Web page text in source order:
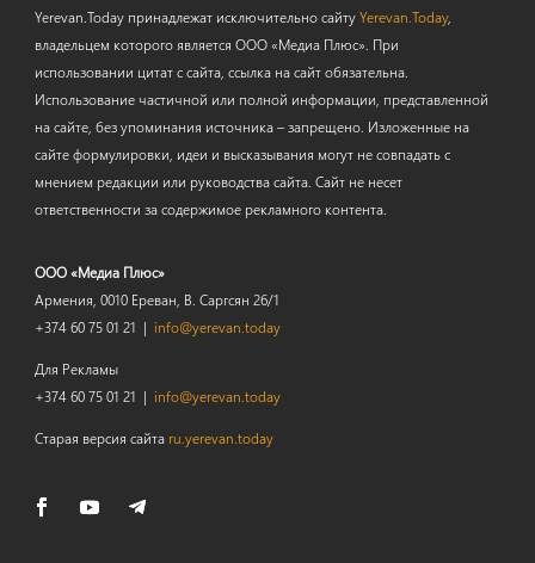
Yerevan.Today принадлежат исключительно сайтуYerevan.Today,
владельцем которого является ООО «Медиа Плюс». При
использовании цитат с сайта, ссылка на сайт обязательна.
Использование частичной или полной информации, представленной
на сайте, без упоминания источника – запрещено. Изложенные на
сайте формулировки, идеи и высказывания могут не совпадать с
мнением редакции или руководства сайта. Сайт не несет
ответственности за содержимое рекламного контента.
ООО «Медиа Плюс»
Армения, 0010 Ереван, В. Саргсян 26/1
+374 60 75 01 21 | info@yerevan.today
Для Рекламы
+374 60 75 01 21 | info@yerevan.today
Старая версия сайта ru.yerevan.today